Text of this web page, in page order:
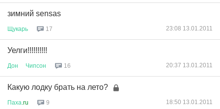
зимний sensas
Щукарь 17 23:08 13.01.2011
Уелги!!!!!!!!!!
Дон Чипсон 16 20:37 13.01.2011
Какую лодку брать на лето?
Паха .ru 9 18:50 13.01.2011